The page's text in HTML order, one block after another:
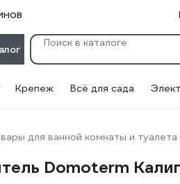
Крепеж Всё для сада
для ванной комнаты и туалета
Domoterm